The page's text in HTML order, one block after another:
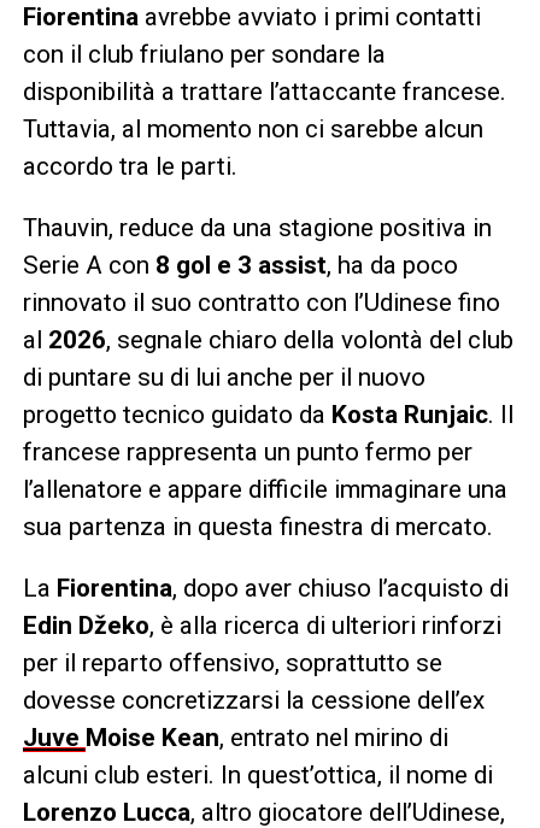
Fiorentina avrebbe avviato i primi contatti
con il club friulano per sondare la
disponibilità a trattare l’attaccante francese.
Tuttavia, al momento non ci sarebbe alcun
accordo tra le parti.
Thauvin, reduce da una stagione positiva in
Serie A con 8 gol e 3 assist, ha da poco
rinnovato il suo contratto con l’Udinese fino
al 2026, segnale chiaro della volontà del club
di puntare su di lui anche per il nuovo
progetto tecnico guidato da Kosta Runjaic. Il
francese rappresenta un punto fermo per
l’allenatore e appare difficile immaginare una
sua partenza in questa finestra di mercato.
La Fiorentina, dopo aver chiuso l’acquisto di
Edin Džeko, è alla ricerca di ulteriori rinforzi
per il reparto offensivo, soprattutto se
dovesse concretizzarsi la cessione dell’ex
Juve Moise Kean, entrato nel mirino di
alcuni club esteri. In quest’ottica, il nome di
Lorenzo Lucca, altro giocatore dell’Udinese,